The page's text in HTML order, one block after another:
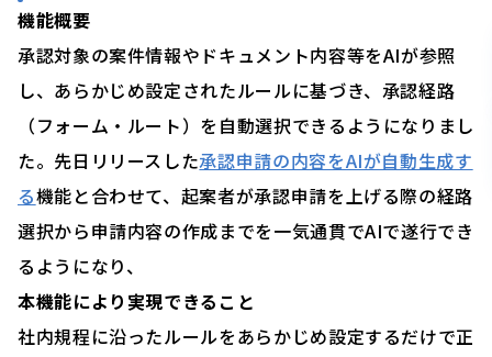
機能概要
承認対象の案件情報やドキュメント内容等をAIが参照
し、あらかじめ設定されたルールに基づき、承認経路
（フォーム・ルート）を自動選択できるようになりまし
た。先日リリースした承認申請の内容をAIが自動生成す
る機能と合わせて、起案者が承認申請を上げる際の経路
選択から申請内容の作成までを一気通貫でAIで遂行でき
るようになり、
本機能により実現できること
社内規程に沿ったルールをあらかじめ設定するだけで正